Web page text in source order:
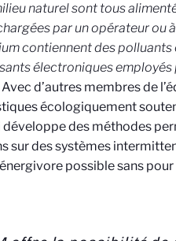
naturel sont tous
par un opérateur ou à
contiennent des
électroniques
d’autres membres de
écologiquement
développe des méthodes
sur des systèmes
possible sans